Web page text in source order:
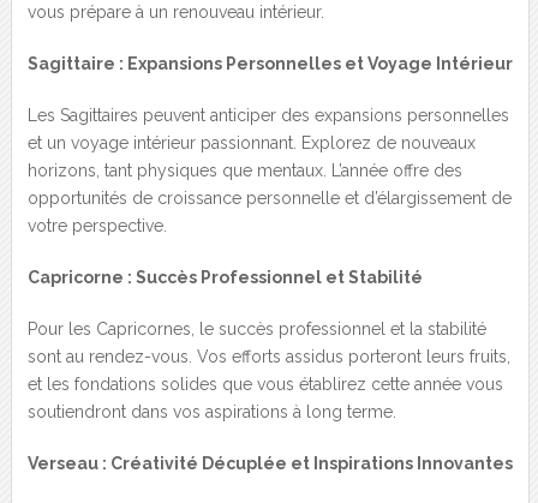
vous prépare à un renouveau intérieur.
Sagittaire : Expansions Personnelles et Voyage Intérieur
Les Sagittaires peuvent anticiper des expansions personnelles
et un voyage intérieur passionnant. Explorez de nouveaux
horizons, tant physiques que mentaux. L’année offre des
opportunités de croissance personnelle et d’élargissement de
votre perspective.
Capricorne : Succès Professionnel et Stabilité
Pour les Capricornes, le succès professionnel et la stabilité
sont au rendez-vous. Vos efforts assidus porteront leurs fruits,
et les fondations solides que vous établirez cette année vous
soutiendront dans vos aspirations à long terme.
Verseau : Créativité Décuplée et Inspirations Innovantes